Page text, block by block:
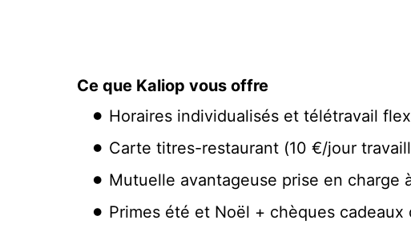
Ce que Kaliop vous offre
Horaires individualisés et télétravail
Carte titres-restaurant (10 €/jour
Mutuelle avantageuse prise en charge
Primes été et Noël + chèques cadeaux